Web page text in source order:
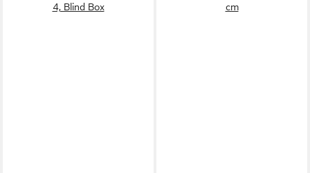
4, Blind Box
cm